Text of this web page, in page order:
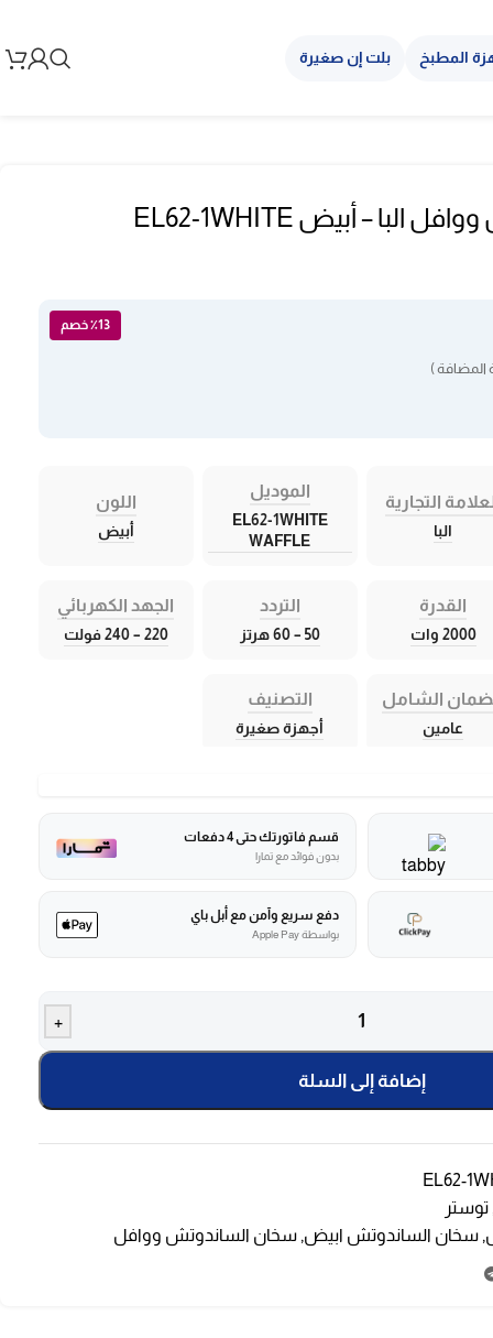
المطبخ بلت إن صغيرة
سخان الساندوتش ووافل البا – أبيض EL62-1WHITE
٪13 خصم
المضافة )
التجارية
البا
الموديل
EL62-1WHITE
WAFFLE
اللون
أبيض
القدرة
2000 وات
التردد
50 – 60 هرتز
الجهد الكهربائي
220 – 240 فولت
الشامل
عامين
التصنيف
أجهزة صغيرة
قسم فاتورتك حتى 4 دفعات
بدون فوائد مع تمارا
دفع سريع وآمن مع أبل باي
بواسطة Apple Pay
+
إضافة إلى السلة
EL62-
توستر
, سخان الساندوتش ابيض, سخان الساندوتش ووافل